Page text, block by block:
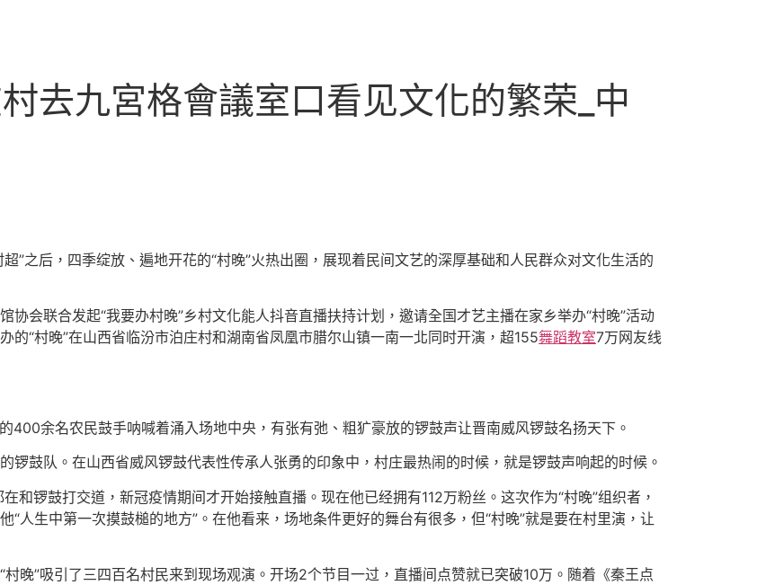
去九宮格會議室口看见文化的繁荣_中
”之后，四季绽放、遍地开花的“村晚”火热出圈，展现着民间文艺的深厚基础和人民群众对文化生活的
会联合发起“我要办村晚”乡村文化能人抖音直播扶持计划，邀请全国才艺主播在家乡举办“村晚”活动
“村晚”在山西省临汾市泊庄村和湖南省凤凰市腊尔山镇一南一北同时开演，超155舞蹈教室7万网友线
400余名农民鼓手呐喊着涌入场地中央，有张有弛、粗犷豪放的锣鼓声让晋南威风锣鼓名扬天下。
锣鼓队。在山西省威风锣鼓代表性传承人张勇的印象中，村庄最热闹的时候，就是锣鼓声响起的时候。
和锣鼓打交道，新冠疫情期间才开始接触直播。现在他已经拥有112万粉丝。这次作为“村晚”组织者，
人生中第一次摸鼓槌的地方”。在他看来，场地条件更好的舞台有很多，但“村晚”就是要在村里演，让
晚”吸引了三四百名村民来到现场观演。开场2个节目一过，直播间点赞就已突破10万。随着《秦王点